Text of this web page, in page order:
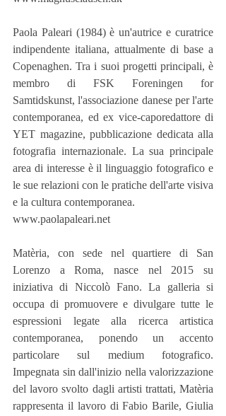
Paola Paleari (1984) è un'autrice e curatrice
indipendente italiana, attualmente di base a
Copenaghen. Tra i suoi progetti principali, è
membro di FSK Foreningen for
Samtidskunst, l'associazione danese per l'arte
contemporanea, ed ex vice-caporedattore di
YET magazine, pubblicazione dedicata alla
fotografia internazionale. La sua principale
area di interesse è il linguaggio fotografico e
le sue relazioni con le pratiche dell'arte visiva
e la cultura contemporanea.
www.paolapaleari.net
Matèria, con sede nel quartiere di San
Lorenzo a Roma, nasce nel 2015 su
iniziativa di Niccolò Fano. La galleria si
occupa di promuovere e divulgare tutte le
espressioni legate alla ricerca artistica
contemporanea, ponendo un accento
particolare sul medium fotografico.
Impegnata sin dall'inizio nella valorizzazione
del lavoro svolto dagli artisti trattati, Matèria
rappresenta il lavoro di Fabio Barile, Giulia